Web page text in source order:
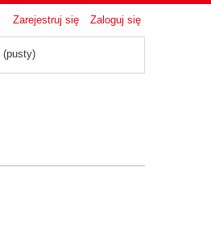
Zarejestruj się Zaloguj się
(pusty)